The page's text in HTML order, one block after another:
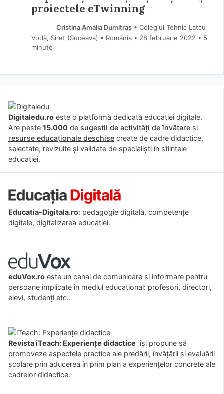
proiectele eTwinning
Cristina Amalia Dumitraș• Colegiul Tehnic Lațcu
Vodă, Siret (Suceava) • România
28 februarie 2022 • 5
minute
Digitaledu.ro este o platformă dedicată educației digitale.
Are peste 15.000 de sugestii de activități de învățare și
resurse educaționale deschise create de cadre didactice,
selectate, revizuite și validate de specialiști în științele
educației.
Educatia-Digitala.ro: pedagogie digitală, competențe
digitale, digitalizarea educației.
eduVox.ro este un canal de comunicare și informare pentru
persoane implicate în mediul educațional: profesori, directori,
elevi, studenți etc..
Revista iTeach: Experienţe didactice îşi propune să
promoveze aspectele practice ale predării, învăţării şi evaluării
şcolare prin aducerea în prim plan a experienţelor concrete ale
cadrelor didactice.